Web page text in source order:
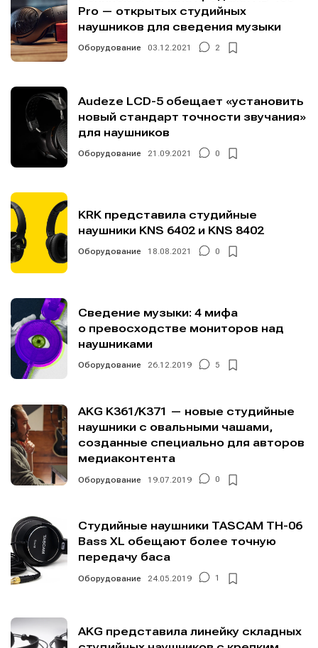
Написание
Исполнение
Продакшн
Инструменты
Оборудование
Написание
Исполнение
Продакшн
Инструменты
Оборудование
Pro — открытых студийных
наушников для сведения музыки
Оборудование 03.12.2021 2
Audeze LCD-5 обещает «установить
новый стандарт точности звучания»
для наушников
Оборудование 21.09.2021 0
KRK представила студийные
наушники KNS 6402 и KNS 8402
Оборудование 18.08.2021 0
Сведение музыки: 4 мифа
о превосходстве мониторов над
наушниками
Оборудование 26.12.2019 5
AKG K361/K371 — новые студийные
наушники с овальными чашами,
созданные специально для авторов
медиаконтента
Оборудование 19.07.2019 0
Студийные наушники TASCAM TH-06
Bass XL обещают более точную
передачу баса
Оборудование 24.05.2019 1
AKG представила линейку складных